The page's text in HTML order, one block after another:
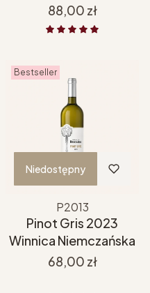
Cena
88,00 zł
Bestseller
Niedostępny
P2013
Pinot Gris 2023
Winnica Niemczańska
Cena
68,00 zł